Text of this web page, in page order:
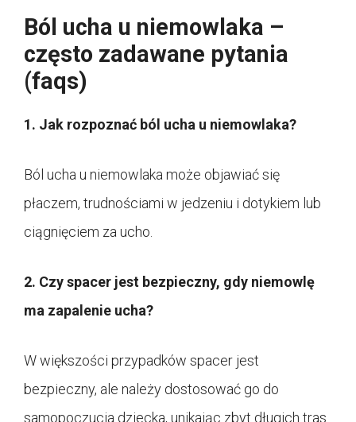
Ból ucha u niemowlaka –
często zadawane pytania
(faqs)
1. Jak rozpoznać ból ucha u niemowlaka?
Ból ucha u niemowlaka może objawiać się
płaczem, trudnościami w jedzeniu i dotykiem lub
ciągnięciem za ucho.
2. Czy spacer jest bezpieczny, gdy niemowlę
ma zapalenie ucha?
W większości przypadków spacer jest
bezpieczny, ale należy dostosować go do
samopoczucia dziecka, unikając zbyt długich tras.